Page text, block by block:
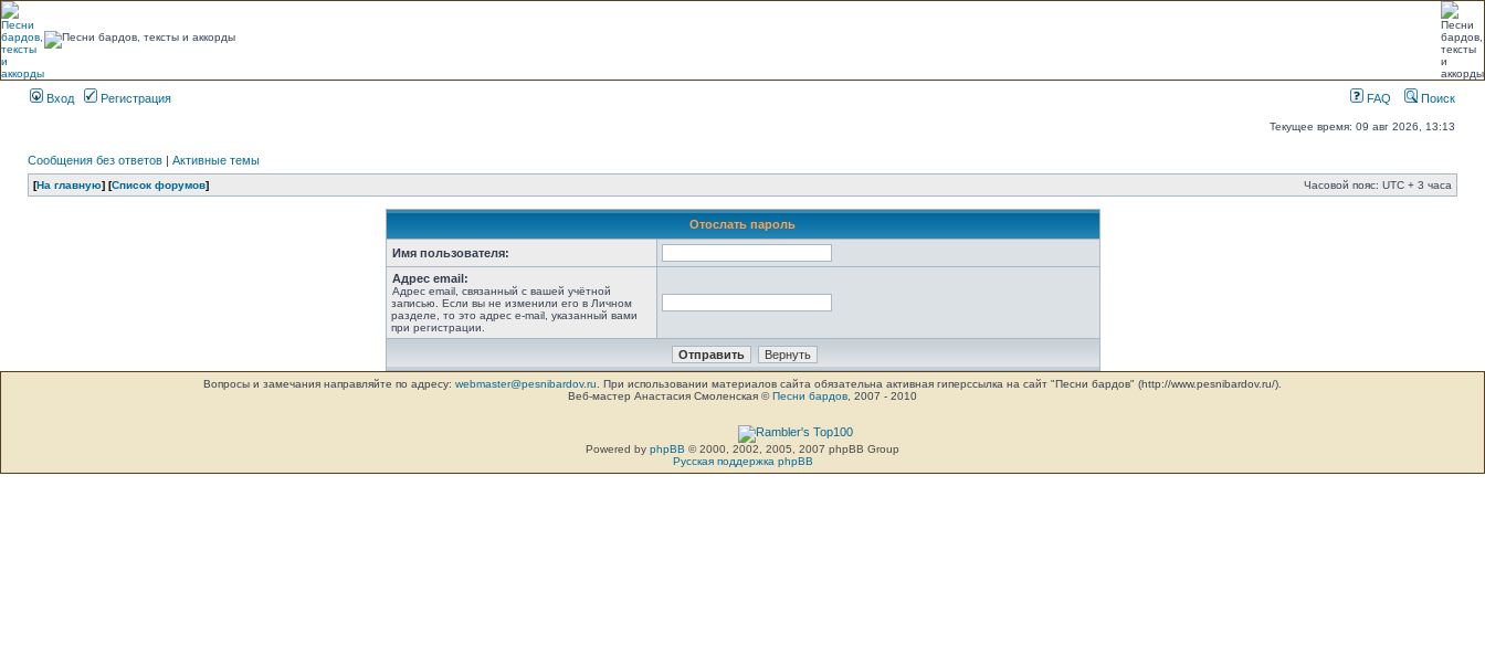
Вход Регистрация FAQ Поиск
Текущее время: 09 авг 2026, 13:13
Сообщения без ответов | Активные темы
[На главную] [Список форумов] Часовой пояс: UTC + 3 часа
Отослать пароль
Имя пользователя:
Адрес email:
Адрес email, связанный с вашей учётной
записью. Если вы не изменили его в Личном
разделе, то это адрес e-mail, указанный вами
при регистрации.
Вопросы и замечания направляйте по адресу: webmaster@pesnibardov.ru . При использовании материалов сайта обязательна активная гиперссылка на сайт "Песни бардов" (http://www.pesnibardov.ru/).
Веб-мастер Анастасия Смоленская ©Песни бардов , 2007 - 2010
Powered by phpBB © 2000, 2002, 2005, 2007 phpBB Group
Русская поддержка phpBB